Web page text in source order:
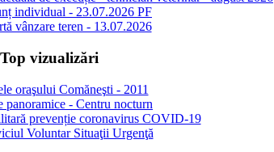
individual - 23.07.2026 PF
vânzare teren - 13.07.2026
Top vizualizări
oraşului Comăneşti - 2011
panoramice - Centru nocturn
prevenție coronavirus COVID-19
Voluntar Situaţii Urgenţă